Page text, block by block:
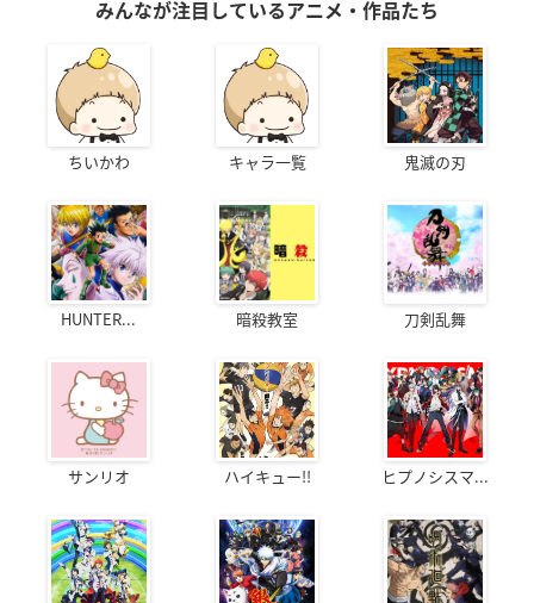
みんなが注目しているアニメ・作品たち
ちいかわ キャラ一覧 鬼滅の刃
HUNTER... 暗殺教室 刀剣乱舞
サンリオ ハイキュー!! ヒプノシスマ...